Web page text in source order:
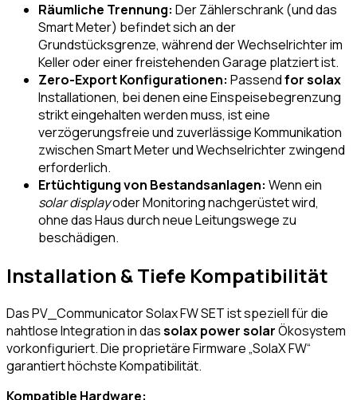
Räumliche Trennung: Der Zählerschrank (und das
Smart Meter) befindet sich an der
Grundstücksgrenze, während der Wechselrichter im
Keller oder einer freistehenden Garage platziert ist.
Zero-Export Konfigurationen: Passendfor solax
Installationen, bei denen eine Einspeisebegrenzung
strikt eingehalten werden muss, ist eine
verzögerungsfreie und zuverlässige Kommunikation
zwischen Smart Meter und Wechselrichter zwingend
erforderlich.
Ertüchtigung von Bestandsanlagen: Wenn ein
solar displayoder Monitoring nachgerüstet wird,
ohne das Haus durch neue Leitungswege zu
beschädigen.
Installation & Tiefe Kompatibilität
Das PV_Communicator Solax FW SET ist speziell für die
nahtlose Integration in dassolax power solarÖkosystem
vorkonfiguriert. Die proprietäre Firmware „SolaX FW“
garantiert höchste Kompatibilität.
Kompatible Hardware: